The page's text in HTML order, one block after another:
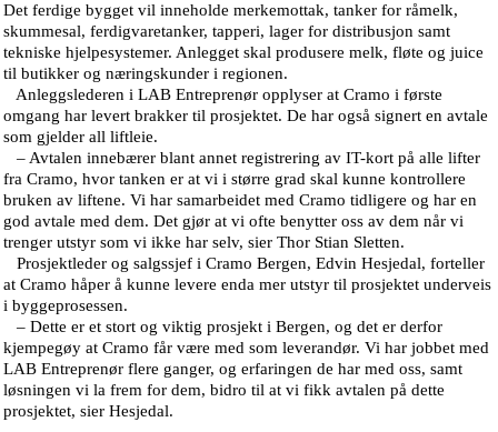
Det ferdige bygget vil inneholde merkemottak, tanker for råmelk,
skummesal, ferdigvaretanker, tapperi, lager for distribusjon samt
tekniske hjelpesystemer. Anlegget skal produsere melk, fløte og juice
til butikker og næringskunder i regionen.
Anleggslederen i LAB Entreprenør opplyser at Cramo i første
omgang har levert brakker til prosjektet. De har også signert en avtale
som gjelder all liftleie.
– Avtalen innebærer blant annet registrering av IT-kort på alle lifter
fra Cramo, hvor tanken er at vi i større grad skal kunne kontrollere
bruken av liftene. Vi har samarbeidet med Cramo tidligere og har en
god avtale med dem. Det gjør at vi ofte benytter oss av dem når vi
trenger utstyr som vi ikke har selv, sier Thor Stian Sletten.
Prosjektleder og salgssjef i Cramo Bergen, Edvin Hesjedal, forteller
at Cramo håper å kunne levere enda mer utstyr til prosjektet underveis
i byggeprosessen.
– Dette er et stort og viktig prosjekt i Bergen, og det er derfor
kjempegøy at Cramo får være med som leverandør. Vi har jobbet med
LAB Entreprenør flere ganger, og erfaringen de har med oss, samt
løsningen vi la frem for dem, bidro til at vi fikk avtalen på dette
prosjektet, sier Hesjedal.